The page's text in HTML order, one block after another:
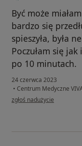
Być może
bardzo się
spieszyła, była
Poczułam się
po 10 minutach.
24 czerwca 2023
• Centrum Medyczne
w opinii użytkownika K
zgłoś nadużycie